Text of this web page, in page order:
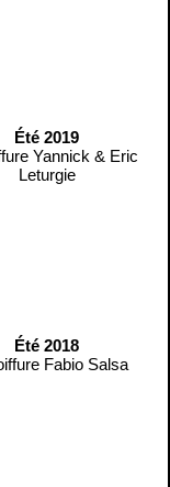
Été 2019
Été 2018